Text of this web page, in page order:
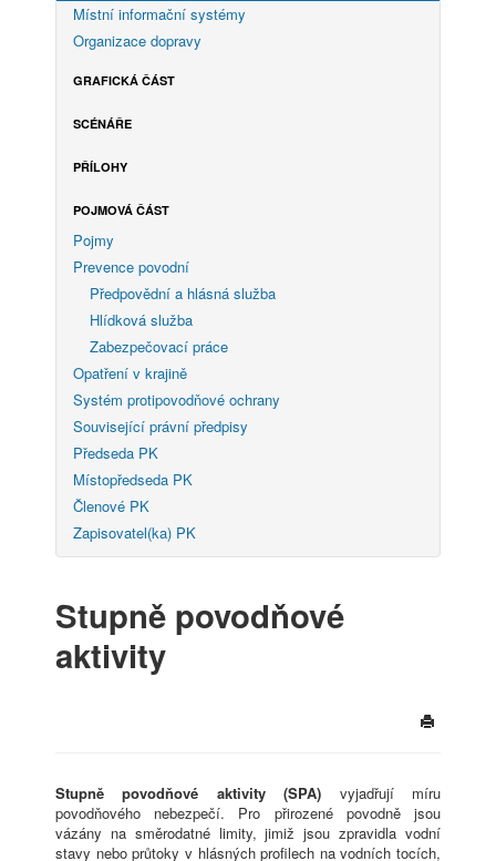
Místní informační systémy
Organizace dopravy
GRAFICKÁ ČÁST
SCÉNÁŘE
PŘÍLOHY
POJMOVÁ ČÁST
Pojmy
Prevence povodní
Předpovědní a hlásná služba
Hlídková služba
Zabezpečovací práce
Opatření v krajině
Systém protipovodňové ochrany
Související právní předpisy
Předseda PK
Místopředseda PK
Členové PK
Zapisovatel(ka) PK
Stupně povodňové
aktivity
Stupně povodňové aktivity (SPA) vyjadřují míru
povodňového nebezpečí. Pro přirozené povodně jsou
vázány na směrodatné limity, jimiž jsou zpravidla vodní
stavy nebo průtoky v hlásných profilech na vodních tocích,